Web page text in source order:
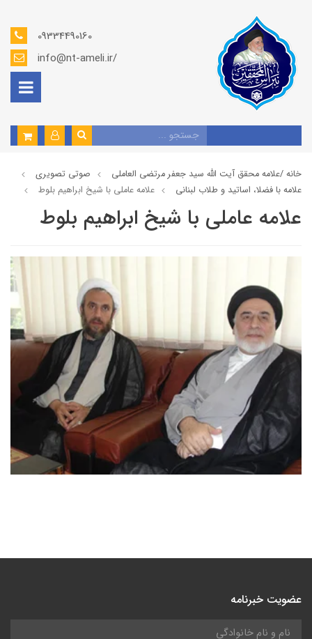
09334490160
info@nt-ameli.ir/
خانه /علامه محقق آیت الله سید جعفر مرتضی العاملی
صوتي تصويري
علامه با فضلا، اساتید و طلاب لبنانی
علامه عاملي با شيخ ابراهيم بلوط
علامه عاملي با شيخ ابراهيم بلوط
عضویت خبرنامه